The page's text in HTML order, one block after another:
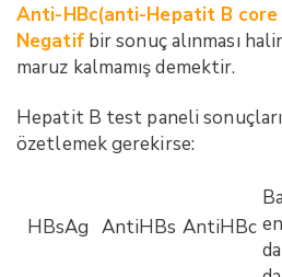
Anti-HBc(anti-Hepatit B
Negatifbir sonuç alınması
maruz kalmamış demektir.
Hepatit B test paneli
özetlemek gerekirse:
HBsAg AntiHBs AntiHBc